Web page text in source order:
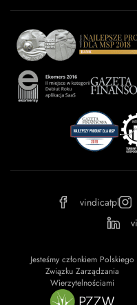
Baza wiedzyKontaktKalkulator
vindicatpl
Jesteśmy członkiem Polskiego
Związku Zarządzania
Wierzytelnościami